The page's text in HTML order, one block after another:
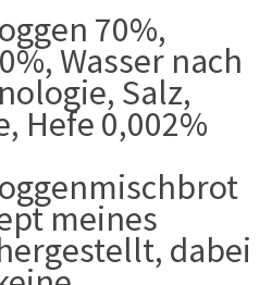
70%,
Wasser nach
Salz,
Hefe 0,002%
meines
dabei